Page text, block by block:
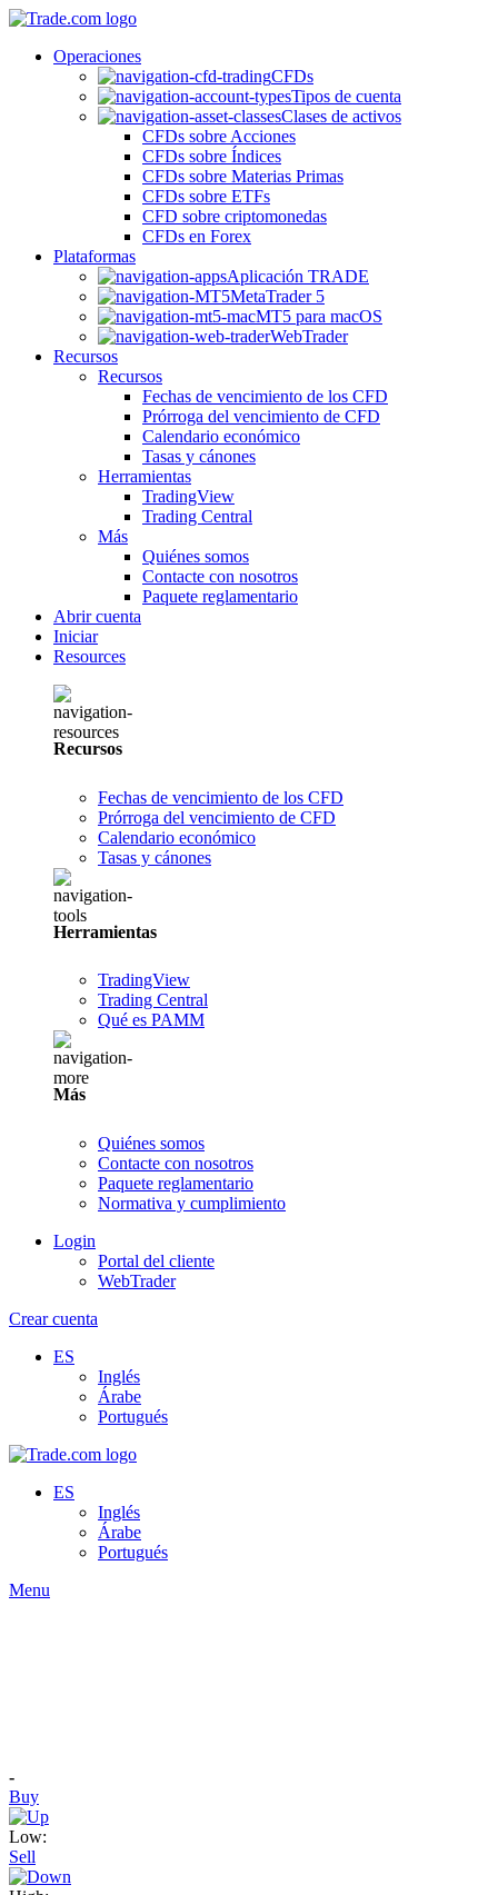
Operaciones
CFDs
Tipos de cuenta
Clases de activos
CFDs sobre Acciones
CFDs sobre Índices
CFDs sobre Materias Primas
CFDs sobre ETFs
CFD sobre criptomonedas
CFDs en Forex
Plataformas
Aplicación TRADE
MetaTrader 5
MT5 para macOS
WebTrader
Recursos
Recursos
Fechas de vencimiento de los CFD
Prórroga del vencimiento de CFD
Calendario económico
Tasas y cánones
Herramientas
TradingView
Trading Central
Más
Quiénes somos
Contacte con nosotros
Paquete reglamentario
Abrir cuenta
Iniciar
Resources
Recursos
Fechas de vencimiento de los CFD
Prórroga del vencimiento de CFD
Calendario económico
Tasas y cánones
Herramientas
TradingView
Trading Central
Qué es PAMM
Más
Quiénes somos
Contacte con nosotros
Paquete reglamentario
Normativa y cumplimiento
Login
Portal del cliente
WebTrader
Crear cuenta
ES
Inglés
Árabe
Portugués
ES
Inglés
Árabe
Portugués
Menu
-
Buy
Low:
Sell